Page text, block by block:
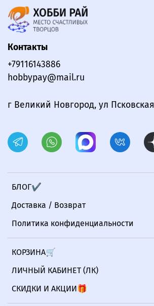
БЛОГ✔
Доставка / Возврат
Политика конфиденциальности
КОРЗИНА🛒
ЛИЧНЫЙ КАБИНЕТ (ЛК)
СКИДКИ И АКЦИИ🎁
Контакты
+79116143886
hobbypay@mail.ru
г Великий Новгород, ул Псковская